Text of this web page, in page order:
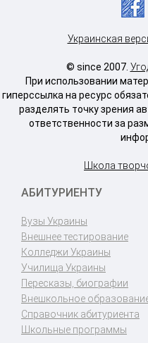
Украинская
© since 2007.
При использовании
гиперссылка на ресурс
разделять точку зрения
ответственности за
Школа
АБИТУРИЕНТУ
Вузы Украины
Внешнее тестирование
Колледжи Украины
Училища Украины
Пересказы, биографии
Внешкольное
Справочник абитуриента
Школьные программы